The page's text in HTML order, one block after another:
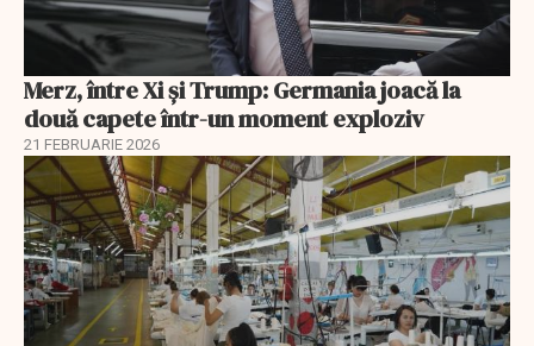
Merz, între Xi și Trump: Germania joacă la
două capete într-un moment exploziv
21 FEBRUARIE 2026